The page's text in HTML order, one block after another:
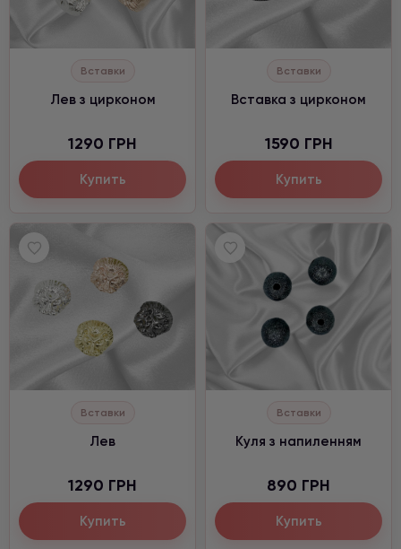
Вставки
Лев з цирконом
1290 ГРН
Купить
Вставки
Вставка з цирконом
1590 ГРН
Купить
Вставки
Лев
1290 ГРН
Купить
Вставки
Куля з напиленням
890 ГРН
Купить